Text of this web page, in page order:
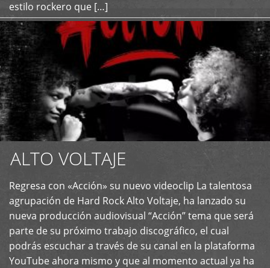
estilo rockero que […]
ALTO VOLTAJE
Regresa con «Acción» su nuevo videoclip La talentosa
agrupación de Hard Rock Alto Voltaje, ha lanzado su
nueva producción audiovisual “Acción” tema que será
parte de su próximo trabajo discográfico, el cual
podrás escuchar a través de su canal en la plataforma
YouTube ahora mismo y que al momento actual ya ha
+